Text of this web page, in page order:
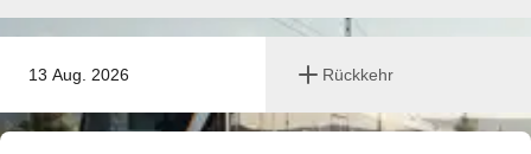
13 Aug. 2026 Rückkehr